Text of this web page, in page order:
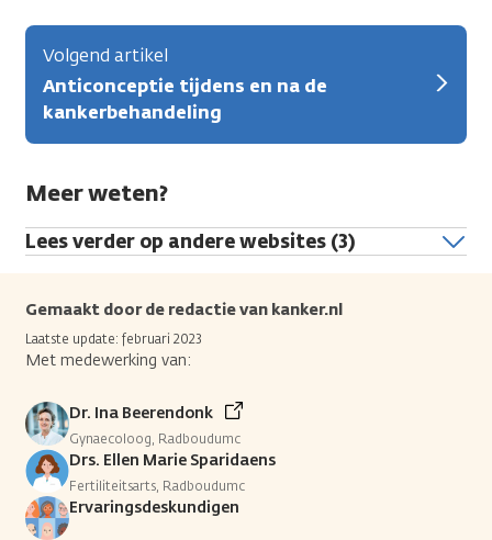
Volgend artikel
Anticonceptie tijdens en na de
kankerbehandeling
Meer weten?
Lees verder op andere websites (3)
Gemaakt door de redactie van kanker.nl
Laatste update: februari 2023
Met medewerking van:
Dr. Ina Beerendonk
Gynaecoloog, Radboudumc
Drs. Ellen Marie Sparidaens
Fertiliteitsarts, Radboudumc
Ervaringsdeskundigen